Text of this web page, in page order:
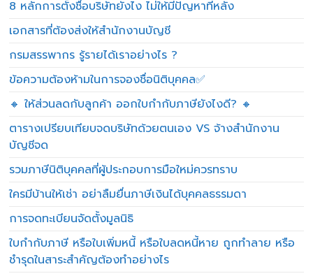
8 หลักการตั้งชื่อบริษัทยังไง ไม่ให้มีปัญหาทีหลัง
เอกสารที่ต้องส่งให้สำนักงานบัญชี
กรมสรรพากร รู้รายได้เราอย่างไร ?
ข้อความต้องห้ามในการจองชื่อนิติบุคคล✅
🔸 ให้ส่วนลดกับลูกค้า ออกใบกำกับภาษียังไงดี? 🔸
ตารางเปรียบเทียบจดบริษัทด้วยตนเอง VS จ้างสำนักงาน
บัญชีจด
รวมภาษีนิติบุคคลที่ผู้ประกอบการมือใหม่ควรทราบ
ใครมีบ้านให้เช่า อย่าลืมยื่นภาษีเงินได้บุคคลธรรมดา
การจดทะเบียนจัดตั้งมูลนิธิ
ใบกำกับภาษี หรือใบเพิ่มหนี้ หรือใบลดหนี้หาย ถูกทำลาย หรือ
ชำรุดในสาระสำคัญต้องทำอย่างไร